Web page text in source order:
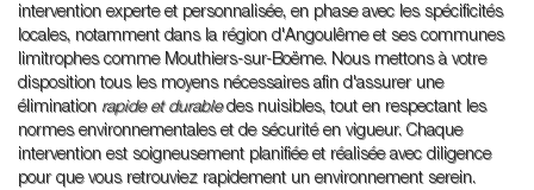
intervention experte et personnalisée, en phase avec les spécificités
locales, notamment dans la région d'Angoulême et ses communes
limitrophes comme Mouthiers-sur-Boëme. Nous mettons à votre
disposition tous les moyens nécessaires afin d'assurer une
élimination rapide et durabledes nuisibles, tout en respectant les
normes environnementales et de sécurité en vigueur. Chaque
intervention est soigneusement planifiée et réalisée avec diligence
pour que vous retrouviez rapidement un environnement serein.